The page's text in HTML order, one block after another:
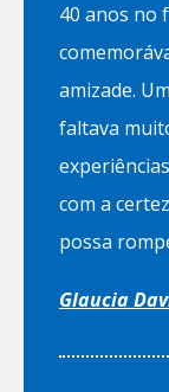
40 anos no
amizade.
faltava
com a
possa
Glaucia